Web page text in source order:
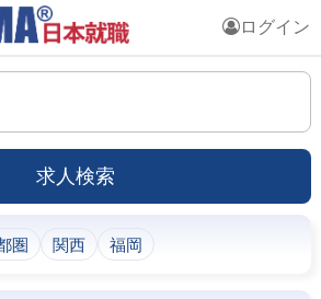
ログイン
求人検索
圏 関西 福岡